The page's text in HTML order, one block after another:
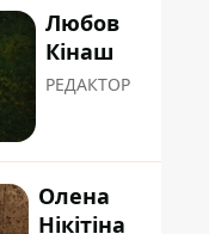
Любов
Кінаш
РЕДАКТОР
Олена
Нікітіна